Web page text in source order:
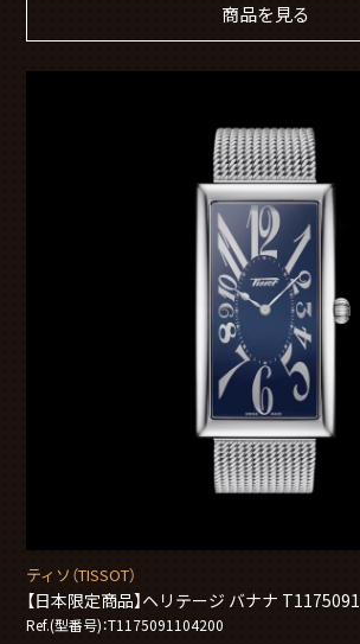
商品を見る
ティソ（TISSOT）
【日本限定商品】ヘリテージ バナナ
Ref.(型番号)：T1175091104200